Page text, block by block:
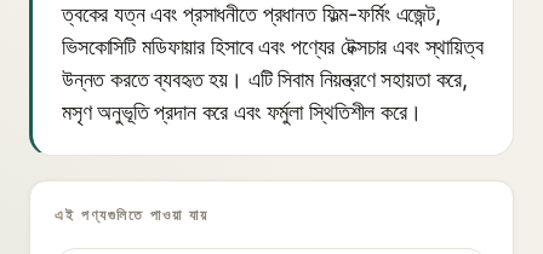
ত্বকের যত্ন এবং প্রসাধনীতে প্রধানত ফিল্ম-ফর্মিং এজেন্ট,
ভিসকোসিটি মডিফায়ার হিসাবে এবং পণ্যের টেক্সচার এবং স্থায়িত্ব
উন্নত করতে ব্যবহৃত হয়। এটি সিবাম নিয়ন্ত্রণে সহায়তা করে,
মসৃণ অনুভূতি প্রদান করে এবং ফর্মুলা স্থিতিশীল করে।
এই পণ্যগুলিতে পাওয়া যায়